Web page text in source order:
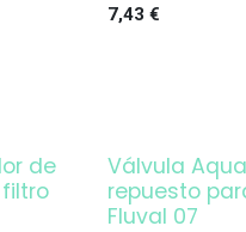
7,43 €
de
Válvula
repuesto
Fluval 07